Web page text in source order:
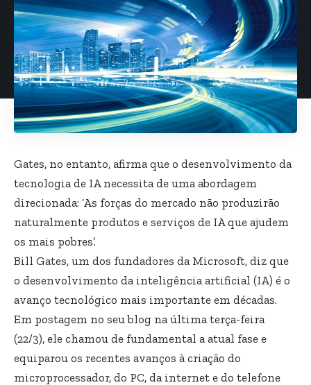
Gates, no entanto, afirma que o desenvolvimento da
tecnologia de IA necessita de uma abordagem
direcionada: ‘As forças do mercado não produzirão
naturalmente produtos e serviços de IA que ajudem
os mais pobres’.
Bill Gates, um dos fundadores da Microsoft, diz que
o desenvolvimento da inteligência artificial (IA) é o
avanço tecnológico mais importante em décadas.
Em postagem no seu blog na última terça-feira
(22/3), ele chamou de fundamental a atual fase e
equiparou os recentes avanços à criação do
microprocessador, do PC, da internet e do telefone